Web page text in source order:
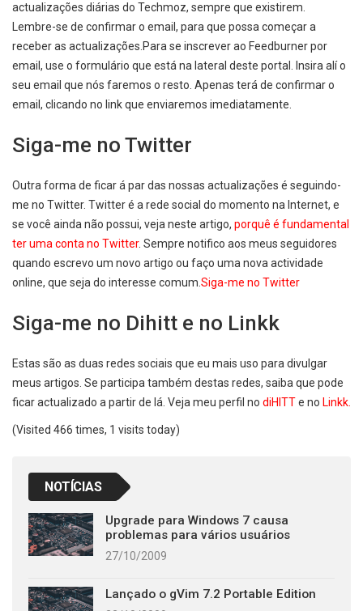
actualizações diárias do Techmoz, sempre que existirem.
Lembre-se de confirmar o email, para que possa começar a
receber as actualizações.Para se inscrever ao Feedburner por
email, use o formulário que está na lateral deste portal. Insira alí o
seu email que nós faremos o resto. Apenas terá de confirmar o
email, clicando no link que enviaremos imediatamente.
Siga-me no Twitter
Outra forma de ficar á par das nossas actualizações é seguindo-
me no Twitter. Twitter é a rede social do momento na Internet, e
se você ainda não possui, veja neste artigo, porquê é fundamental
ter uma conta no Twitter. Sempre notifico aos meus seguidores
quando escrevo um novo artigo ou faço uma nova actividade
online, que seja do interesse comum. Siga-me no Twitter
Siga-me no Dihitt e no Linkk
Estas são as duas redes sociais que eu mais uso para divulgar
meus artigos. Se participa também destas redes, saiba que pode
ficar actualizado a partir de lá. Veja meu perfil no diHITTe no Linkk.
(Visited 466 times, 1 visits today)
NOTÍCIAS
Upgrade para Windows 7 causa
problemas para vários usuários
27/10/2009
Lançado o gVim 7.2 Portable Edition